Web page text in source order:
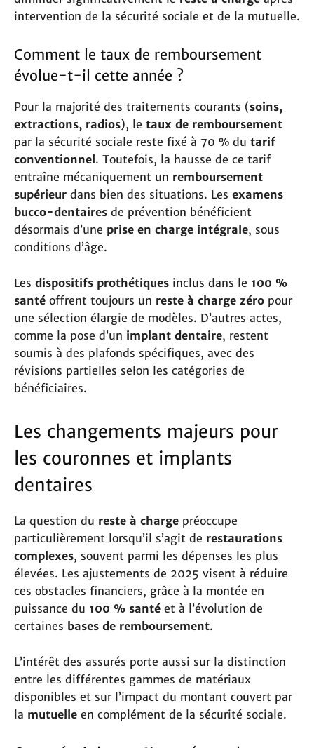
intervention de la sécurité sociale et de la mutuelle.
Comment le taux de remboursement
évolue-t-il cette année ?
Pour la majorité des traitements courants (soins,
extractions, radios), le taux de remboursement
par la sécurité sociale reste fixé à 70 % du tarif
conventionnel . Toutefois, la hausse de ce tarif
entraîne mécaniquement un remboursement
supérieur dans bien des situations. Les examens
bucco-dentaires de prévention bénéficient
désormais d’une prise en charge intégrale, sous
conditions d’âge.
Les dispositifs prothétiques inclus dans le 100 %
santé offrent toujours un reste à charge zéro pour
une sélection élargie de modèles. D’autres actes,
comme la pose d’un implant dentaire, restent
soumis à des plafonds spécifiques, avec des
révisions partielles selon les catégories de
bénéficiaires.
Les changements majeurs pour
les couronnes et implants
dentaires
La question du reste à charge préoccupe
particulièrement lorsqu’il s’agit de restaurations
complexes, souvent parmi les dépenses les plus
élevées. Les ajustements de 2025 visent à réduire
ces obstacles financiers, grâce à la montée en
puissance du 100 % santé et à l’évolution de
certaines bases de remboursement.
L’intérêt des assurés porte aussi sur la distinction
entre les différentes gammes de matériaux
disponibles et sur l’impact du montant couvert par
la mutuelle en complément de la sécurité sociale.